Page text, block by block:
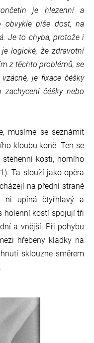
je hlezenní a
obvykle píše dost, na
Je to chyba, protože i
logické, že zdravotní
z těchto problémů, se
je fixace čéšky
čéšky nebo
musíme se seznámit
kloubu koně. Ten se
kosti, horního
Ta slouží jako opěra
na přední straně
ni upíná čtyřhlavý a
holenní kostí spojují tři
a vnější. Při pohybu
hřebeny kladky na
sklouzne směrem